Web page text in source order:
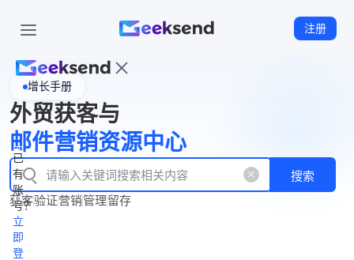
注册
页
WhatsApp
企业号
New
产
品
功
能
产
品
价
格
资
源
中
立
即
注
册
已
有
账
号？
立
即
登
增长手册
外贸获客与
邮件营销资源中心
搜索
获客验证营销管理留存